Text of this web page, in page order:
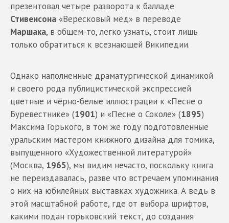
презентовал четыре разворота к балладе
Стивенсона «Вересковый мёд» в переводе
Маршака, в общем-то, легко узнать, стоит лишь
только обратиться к всезнающей Википедии.
Однако наполненные драматургической динамикой
и своего рода публицистической экспрессией
цветные и чёрно-белые иллюстрации к «Песне о
Буревестнике» (1901) и «Песне о Соколе» (1895)
Максима Горького, в том же году подготовленные
уральским мастером книжного дизайна для томика,
выпущенного «Художественной литературой»
(Москва, 1965), мы видим нечасто, поскольку книга
не переиздавалась, разве что встречаем упоминания
о них на юбилейных выставках художника. А ведь в
этой масштабной работе, где от выбора шрифтов,
какими подан горьковский текст, до создания